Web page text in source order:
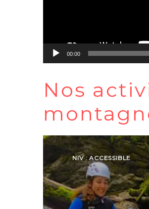
00:00
Nos
NIV : ACCESSIBLE